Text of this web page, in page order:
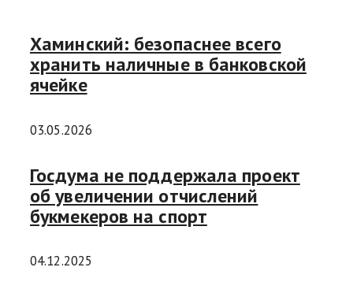
Хаминский: безопаснее всего
хранить наличные в банковской
ячейке
03.05.2026
Госдума не поддержала проект
об увеличении отчислений
букмекеров на спорт
04.12.2025